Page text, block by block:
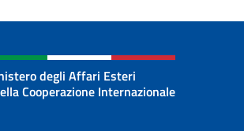
degli Affari Esteri
Cooperazione Internazionale